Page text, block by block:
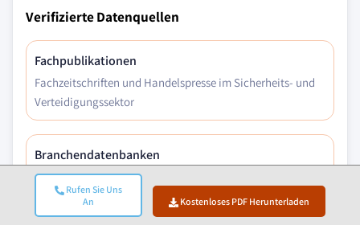
Rufen Sie Uns
An
Kostenloses PDF Herunterladen
Verifizierte Datenquellen
Fachpublikationen
Fachzeitschriften und Handelspresse im Sicherheits- und
Verteidigungssektor
Branchendatenbanken
Eigenentwickelte und Drittanbieter-Marktdatenbanken